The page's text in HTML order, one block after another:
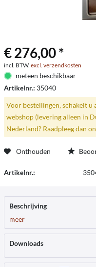
€ 276,00 *
incl. BTW. excl. verzendkosten
meteen beschikbaar
Artikelnr.: 35040
Voor bestellingen, schakelt
webshop (levering alleen in
Nederland? Raadpleeg dan
Onthouden
Artikelnr.:
Beschrijving
meer
Downloads